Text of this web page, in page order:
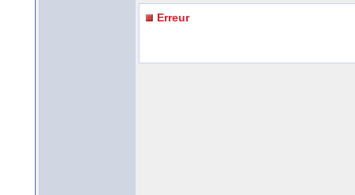
Erreur